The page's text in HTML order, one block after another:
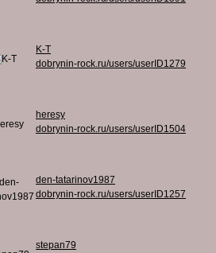
K-T
dobrynin-rock.ru/users/userID1279
heresy
dobrynin-rock.ru/users/userID1504
den-tatarinov1987
dobrynin-rock.ru/users/userID1257
stepan79